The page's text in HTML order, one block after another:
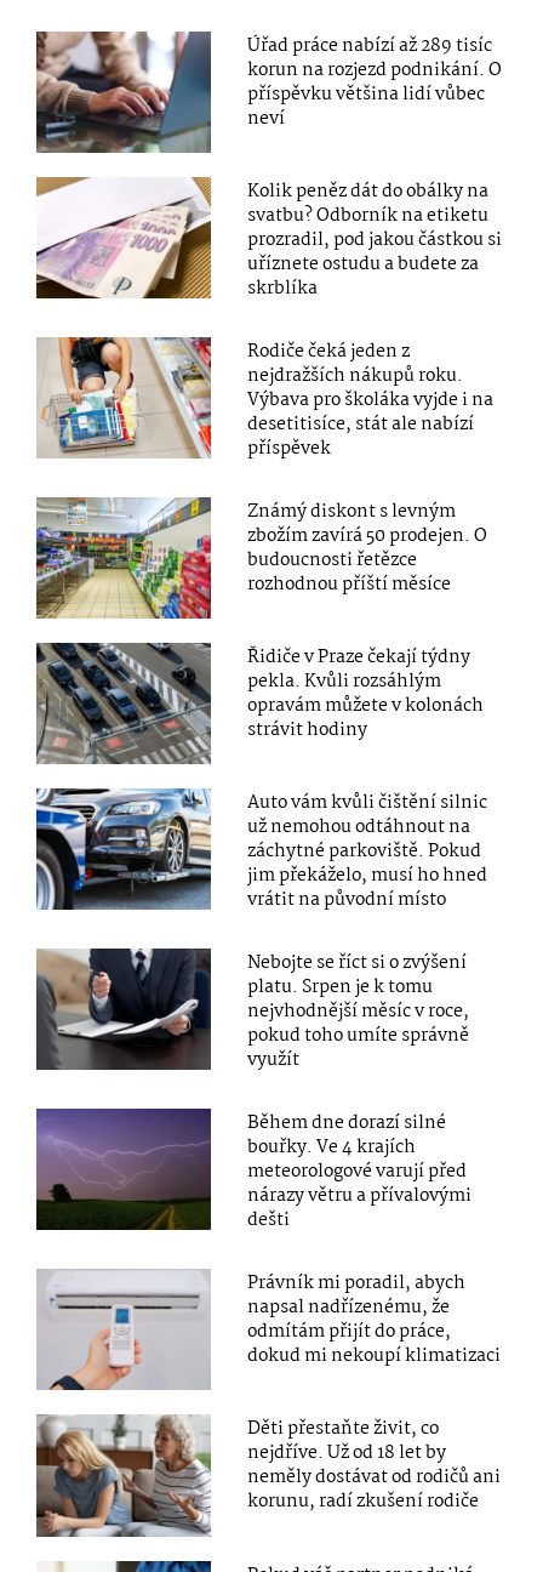
Úřad práce nabízí až 289 tisíc
korun na rozjezd podnikání. O
příspěvku většina lidí vůbec
neví
Kolik peněz dát do obálky na
svatbu? Odborník na etiketu
prozradil, pod jakou částkou si
uříznete ostudu a budete za
skrblíka
Rodiče čeká jeden z
nejdražších nákupů roku.
Výbava pro školáka vyjde i na
desetitisíce, stát ale nabízí
příspěvek
Známý diskont s levným
zbožím zavírá 50 prodejen. O
budoucnosti řetězce
rozhodnou příští měsíce
Řidiče v Praze čekají týdny
pekla. Kvůli rozsáhlým
opravám můžete v kolonách
strávit hodiny
Auto vám kvůli čištění silnic
už nemohou odtáhnout na
záchytné parkoviště. Pokud
jim překáželo, musí ho hned
vrátit na původní místo
Nebojte se říct si o zvýšení
platu. Srpen je k tomu
nejvhodnější měsíc v roce,
pokud toho umíte správně
využít
Během dne dorazí silné
bouřky. Ve 4 krajích
meteorologové varují před
nárazy větru a přívalovými
dešti
Právník mi poradil, abych
napsal nadřízenému, že
odmítám přijít do práce,
dokud mi nekoupí klimatizaci
Děti přestaňte živit, co
nejdříve. Už od 18 let by
neměly dostávat od rodičů ani
korunu, radí zkušení rodiče